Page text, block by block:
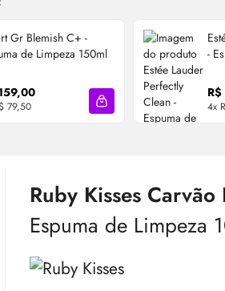
Gr Blemish C+ -
de Limpeza 150ml
79,50 Adicionar à sacola
-
4x
Ruby Kisses Carvão
Espuma de Limpeza